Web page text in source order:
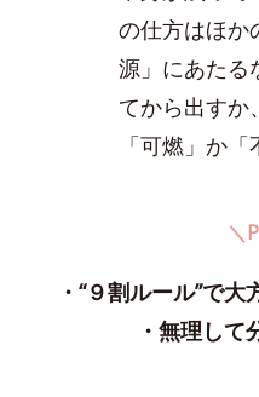
の仕方はほか
源」にあたる
てから出すか
「可燃」か「
＼
・“９割ルール”で
・無理して